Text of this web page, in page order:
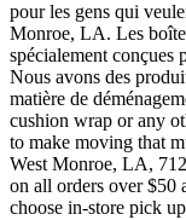
pour les gens qui
Monroe, LA. Les
spécialement conçues
Nous avons des
matière de
cushion wrap or any
to make moving that
West Monroe, LA,
on all orders over $50
choose in-store pick